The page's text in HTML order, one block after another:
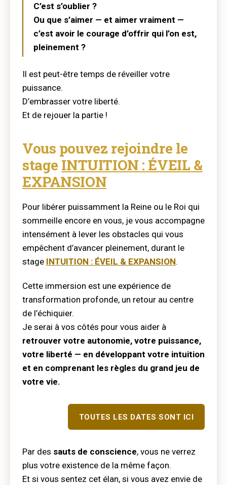
C’est s’oublier ?
Ou que s’aimer — et aimer vraiment —
c’est avoir le courage d’offrir qui l’on est,
pleinement ?
Il est peut-être temps de réveiller votre
puissance.
D’embrasser votre liberté.
Et de rejouer la partie !
Vous pouvez rejoindre le
stage INTUITION : ÉVEIL &
EXPANSION
Pour libérer puissamment la Reine ou le Roi qui
sommeille encore en vous, je vous accompagne
intensément à lever les obstacles qui vous
empêchent d’avancer pleinement, durant le
stage INTUITION : ÉVEIL & EXPANSION.
Cette immersion est une expérience de
transformation profonde, un retour au centre
de l’échiquier.
Je serai à vos côtés pour vous aider à
retrouver votre autonomie, votre puissance,
votre liberté — en développant votre intuition
et en comprenant les règles du grand jeu de
votre vie.
TOUTES LES DATES SONT ICI
Par des sauts de conscience, vous ne verrez
plus votre existence de la même façon.
Et si vous sentez cet élan, si vous avez envie de